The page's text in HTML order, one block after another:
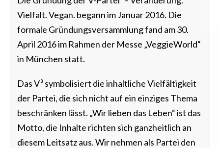
Vielfalt. Vegan. begann im Januar 2016. Die
formale Gründungsversammlung fand am 30.
April 2016 im Rahmen der Messe „VeggieWorld“
in München statt.
Das V³ symbolisiert die inhaltliche Vielfältigkeit
der Partei, die sich nicht auf ein einziges Thema
beschränken lässt. „Wir lieben das Leben“ ist das
Motto, die Inhalte richten sich ganzheitlich an
diesem Leitsatz aus. Wir nehmen als Partei den